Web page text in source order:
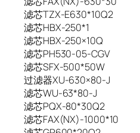
滤芯TZX-E630*10Q2
滤芯HBX-250*1
滤芯HBX-250×10Q
滤芯PH530-05-CGV
滤芯SFX-500*50W
过滤器XU-630×80-J
滤芯WU-63*80-J
滤芯PQX-80*30Q2
滤芯FAX(NX)-1000*10